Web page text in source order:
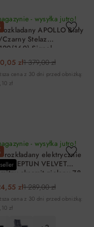
- wysyłka jutro!
rozkladany APOLLO Biały
Stelaz
Signal
zł1 379,00 zł
cena z 30 dni przed obniżką:
zł
- wysyłka jutro!
rozkładany elektrycznie
- NEPTUN VELVET
aksamit zielony 78
zł1 289,00 zł
cena z 30 dni przed obniżką:
zł